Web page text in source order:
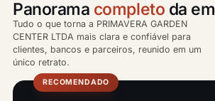
Panorama completo da
Tudo o que torna a PRIMAVERA GARDEN
CENTER LTDA mais clara e confiável para
clientes, bancos e parceiros, reunido em um
único retrato.
RECOMENDADO